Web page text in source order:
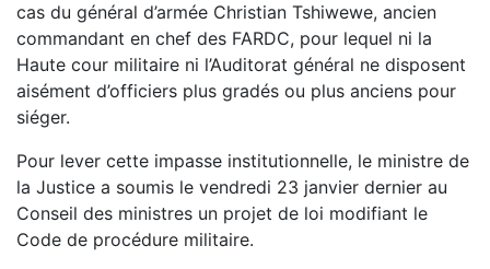
cas du général d’armée Christian Tshiwewe, ancien
commandant en chef des FARDC, pour lequel ni la
Haute cour militaire ni l’Auditorat général ne disposent
aisément d’officiers plus gradés ou plus anciens pour
siéger.
Pour lever cette impasse institutionnelle, le ministre de
la Justice a soumis le vendredi 23 janvier dernier au
Conseil des ministres un projet de loi modifiant le
Code de procédure militaire.